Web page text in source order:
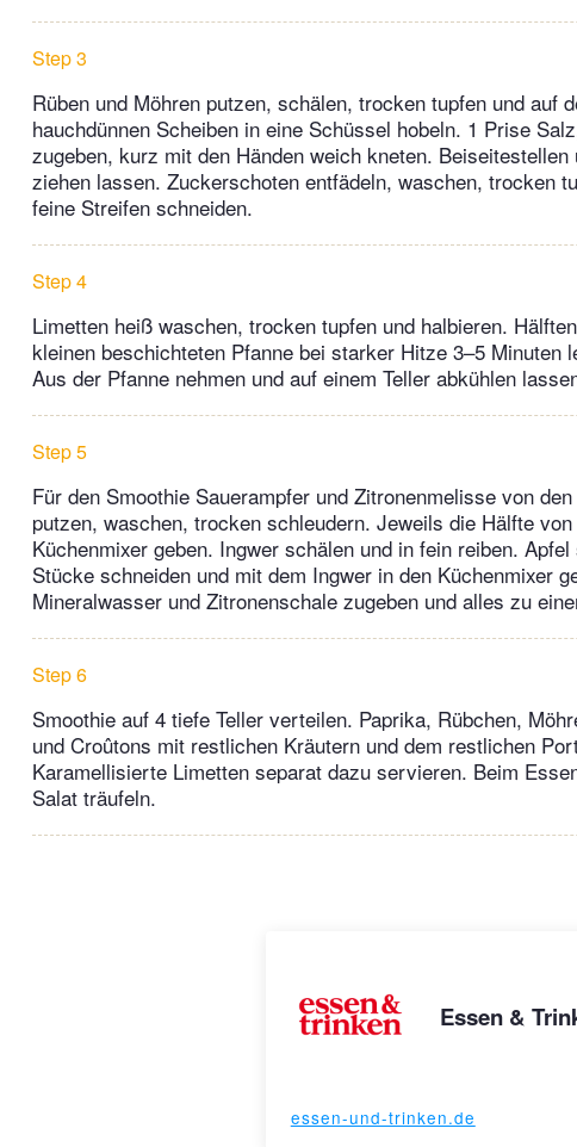
Step 3
Rüben und Möhren putzen, schälen, trocken tupfen und auf
hauchdünnen Scheiben in eine Schüssel hobeln. 1 Prise
zugeben, kurz mit den Händen weich kneten.
ziehen lassen. Zuckerschoten entfädeln, waschen, trocken
feine Streifen schneiden.
Step 4
Limetten heiß waschen, trocken tupfen und halbieren.
kleinen beschichteten Pfanne bei starker Hitze 3–5 Minuten
Aus der Pfanne nehmen und auf einem Teller abkühlen
Step 5
Für den Smoothie Sauerampfer und Zitronenmelisse von
putzen, waschen, trocken schleudern. Jeweils die Hälfte
Küchenmixer geben. Ingwer schälen und in fein reiben.
Stücke schneiden und mit dem Ingwer in den Küchenmixer
Mineralwasser und Zitronenschale zugeben und alles zu
Step 6
Smoothie auf 4 tiefe Teller verteilen. Paprika, Rübchen,
und Croûtons mit restlichen Kräutern und dem restlichen
Karamellisierte Limetten separat dazu servieren. Beim
Salat träufeln.
Essen &
essen-und-trinken.de